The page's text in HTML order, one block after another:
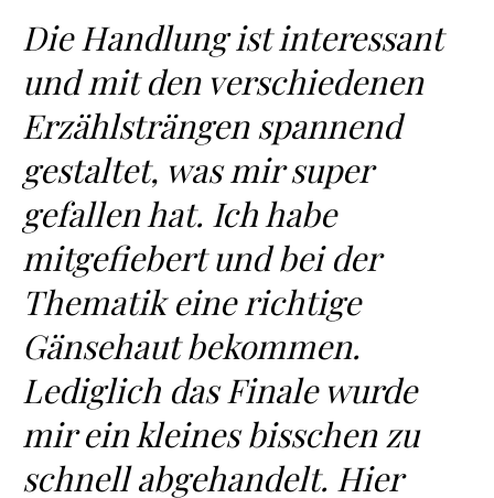
Die Handlung ist interessant
und mit den verschiedenen
Erzählsträngen spannend
gestaltet, was mir super
gefallen hat. Ich habe
mitgefiebert und bei der
Thematik eine richtige
Gänsehaut bekommen.
Lediglich das Finale wurde
mir ein kleines bisschen zu
schnell abgehandelt. Hier